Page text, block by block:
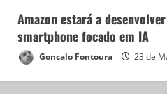
Amazon estará a
smartphone focado em IA
Goncalo Fontoura 23 de